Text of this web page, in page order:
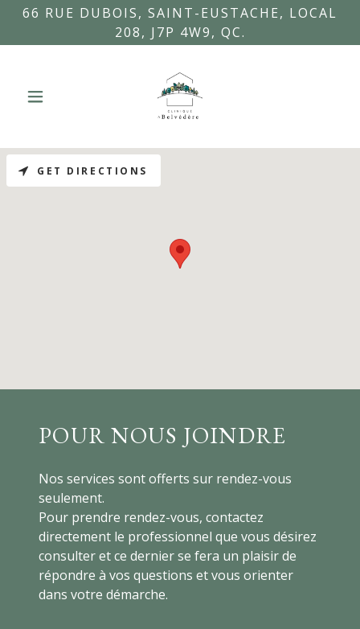
66 RUE DUBOIS, SAINT-EUSTACHE, LOCAL
208, J7P 4W9, QC.
POUR NOUS JOINDRE
Nos services sont offerts sur rendez-vous
seulement.
Pour prendre rendez-vous, contactez
directement le professionnel que vous désirez
consulter et ce dernier se fera un plaisir de
répondre à vos questions et vous orienter
dans votre démarche.
GET DIRECTIONS